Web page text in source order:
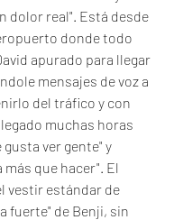
dolor real". Está desde
donde todo
apurado para llegar
mensajes de voz a
del tráfico y con
muchas horas
ver gente" y
que hacer". El
vestir estándar de
fuerte" de Benji, sin